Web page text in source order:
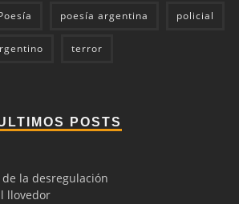
poesía argentina policial
terror
POSTS
la desregulación
llovedor